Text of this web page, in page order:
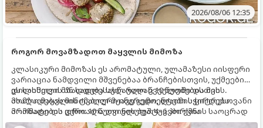
2026/08/06 12:35
როგორ მოვამზადოთ მაყვლის მიმოზა
კლასიკური მიმოზას ეს არომატული, ულამაზესი იისფერი
ვარიაცია ნამდვილი მშვენებაა ბრანჩებისთვის, უქმეების
დილისთვის ან სადღესასწაულო წვეულებებისთვის.
ახალი მაყვლის ტკბილ-მჟავე გემო, ლაიმის ციტრუსოვანი
არომატი და ცქრიალა ღვინის ბუშტუკები ქმნის საოცრად
დახვეწილ და მაგრილებელ კოქტეილს.
ეს სასმელი მზადდება სულ რაღაც 10 წუთში და მის
მომზადებას მინიმალური ინგრედიენტები სჭირდება.
მომზადების დრო: 10 წუთი ულუფა: 4–6 პორცია